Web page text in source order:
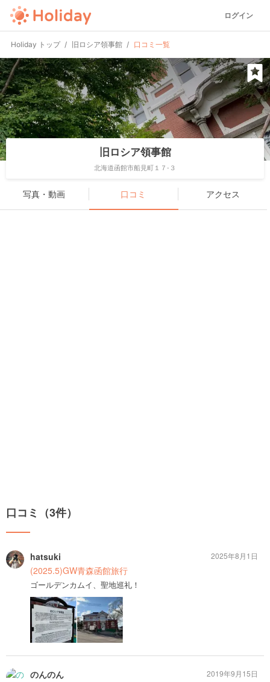
ログイン
Holiday トップ 旧ロシア領事館 口コミ一覧
旧ロシア領事館
北海道函館市船見町１７-３
写真・動画 口コミ アクセス
口コミ（3件）
hatsuki
(2025.5)GW青森函館旅行
ゴールデンカムイ、聖地巡礼！
2025年8月1日
のんのん
2019年9月15日